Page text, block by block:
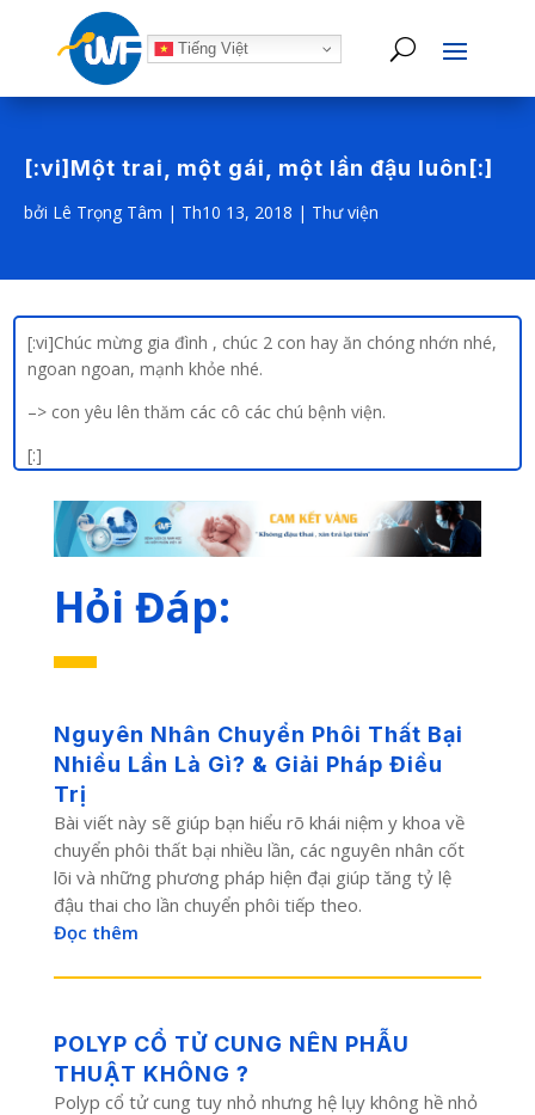
Tiếng Việt
[:vi]Một trai, một gái, một lần đậu luôn[:]
bởi Lê Trọng Tâm | Th10 13, 2018 | Thư viện
[:vi]Chúc mừng gia đình , chúc 2 con hay ăn chóng nhớn nhé,
ngoan ngoan, mạnh khỏe nhé.
–> con yêu lên thăm các cô các chú bệnh viện.
[:]
Hỏi Đáp:
Nguyên Nhân Chuyển Phôi Thất Bại
Nhiều Lần Là Gì? & Giải Pháp Điều
Trị
Bài viết này sẽ giúp bạn hiểu rõ khái niệm y khoa về
chuyển phôi thất bại nhiều lần, các nguyên nhân cốt
lõi và những phương pháp hiện đại giúp tăng tỷ lệ
đậu thai cho lần chuyển phôi tiếp theo.
Đọc thêm
POLYP CỔ TỬ CUNG NÊN PHẪU
THUẬT KHÔNG ?
Polyp cổ tử cung tuy nhỏ nhưng hệ lụy không hề nhỏ